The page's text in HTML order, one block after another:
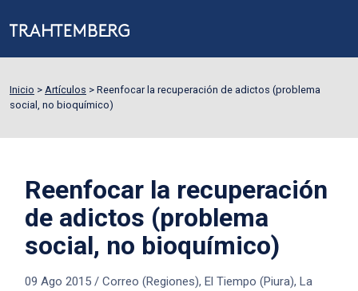
Inicio > Artículos > Reenfocar la recuperación de adictos (problema
social, no bioquímico)
Reenfocar la recuperación
de adictos (problema
social, no bioquímico)
09 Ago 2015/ Correo (Regiones), El Tiempo (Piura), La